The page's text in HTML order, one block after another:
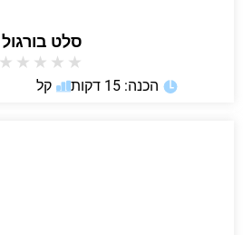
סלט בורגול
★
★
★
★
★
הכנה: 15 דקות קל